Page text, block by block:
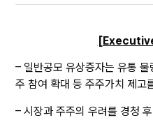
– 일반공모 유상증자는 유통
주 참여 확대 등 주주가치 제고
– 시장과 주주의 우려를 경청